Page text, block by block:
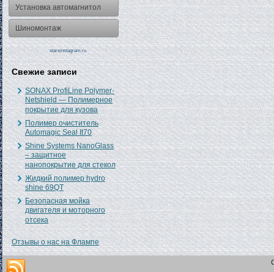
Установка автомагнитол
Шиномонтаж
starsinstagram.ru
Свежие записи
SONAX ProfiLine Polymer-
Netshield — Полимерное
покрытие для кузова
Полимер очиститель
Automagic Seal It70
Shine Systems NanoGlass
– защитное
нанопокрытие для стекол
Жидкий полимер hydro
shine 69QT
Безопасная мойка
двигателя и моторного
отсека
Отзывы о нас на Флампе